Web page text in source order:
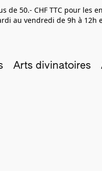
50.- CHF TTC pour
au vendredi de 9h à 12h
Arts divinatoires